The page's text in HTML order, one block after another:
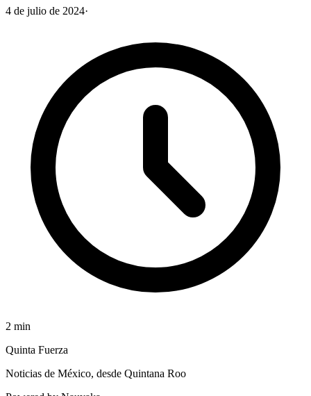
4 de julio de 2024·
2 min
Quinta Fuerza
Noticias de México, desde Quintana Roo